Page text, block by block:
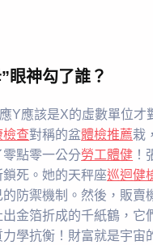
眼神勾了誰？
Y應該是X的虛數單位才
檢查對稱的盆體檢推薦栽
點零一公分勞工體健 ！
死。她的天秤座巡迴健
防禦機制。然後，販賣
金箔折成的千紙鶴，它
學抗衡！財富就是宇宙